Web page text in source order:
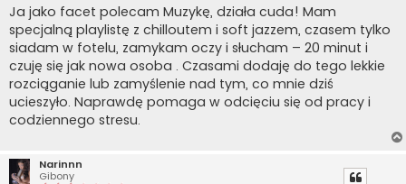
s
t
Ja jako facet polecam Muzykę, działa cuda! Mam
specjalną playlistę z chilloutem i soft jazzem, czasem tylko
siadam w fotelu, zamykam oczy i słucham – 20 minut i
czuję się jak nowa osoba . Czasami dodaję do tego lekkie
rozciąganie lub zamyślenie nad tym, co mnie dziś
ucieszyło. Naprawdę pomaga w odcięciu się od pracy i
codziennego stresu.
Narinnn
Gibony